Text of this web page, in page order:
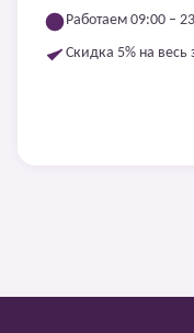
Работаем 09:00 –
Скидка 5% на